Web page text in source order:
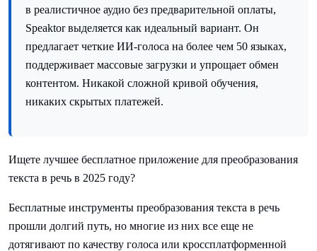
в реалистичное аудио без предварительной оплаты,
Speaktor выделяется как идеальный вариант. Он
предлагает четкие ИИ-голоса на более чем 50 языках,
поддерживает массовые загрузки и упрощает обмен
контентом. Никакой сложной кривой обучения,
никаких скрытых платежей.
Ищете лучшее бесплатное приложение для преобразования
текста в речь в 2025 году?
Бесплатные инструменты преобразования текста в речь
прошли долгий путь, но многие из них все еще не
дотягивают по качеству голоса или кроссплатформенной